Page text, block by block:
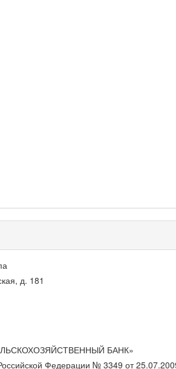
д. 181
БАНК»
Федерации № 3349 от